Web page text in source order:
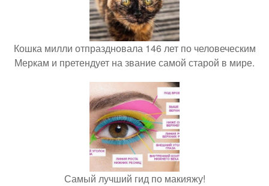
Кошка милли отпраздновала 146 лет по человеческим
Меркам и претендует на звание самой старой в мире.
Самый лучший гид по макияжу!